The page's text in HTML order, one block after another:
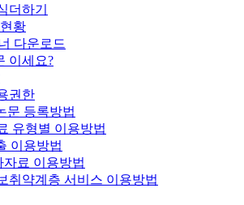
더하기
황
다운로드
이세요?
권한
문 등록방법
유형별 이용방법
이용방법
자료 이용방법
취약계층 서비스 이용방법